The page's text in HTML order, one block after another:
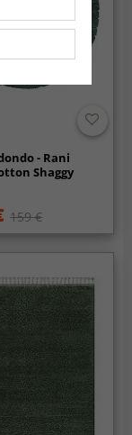
- Rani
Shaggy
159 €